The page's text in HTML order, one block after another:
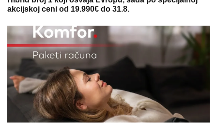
akcijskoj ceni od 19.990€ do 31.8.